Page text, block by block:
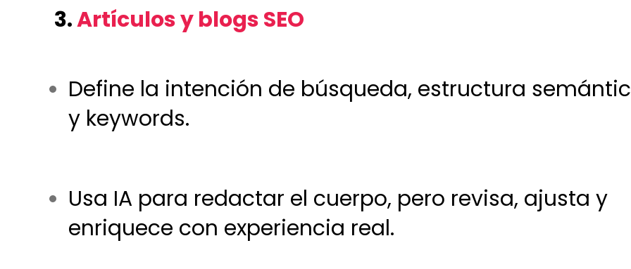
3.Artículos y blogs SEO
Define la intención de búsqueda, estructura
y keywords.
Usa IA para redactar el cuerpo, pero revisa, ajusta y
enriquece con experiencia real.